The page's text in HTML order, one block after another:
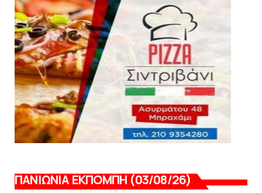
Πανιώνια Εκπομπή: Eυχαριστούμε και...
συνεχίζουμε!
August 04, 2026
ΠΑΝΙΩΝΙΑ ΕΚΠΟΜΠΗ (03/08/26)